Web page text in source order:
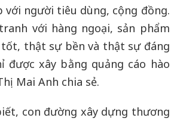
với người tiêu dùng, cộng đồng.
với hàng ngoại, sản phẩm
thật sự bền và thật sự đáng
được xây bằng quảng cáo hào
Mai Anh chia sẻ.
con đường xây dựng thương